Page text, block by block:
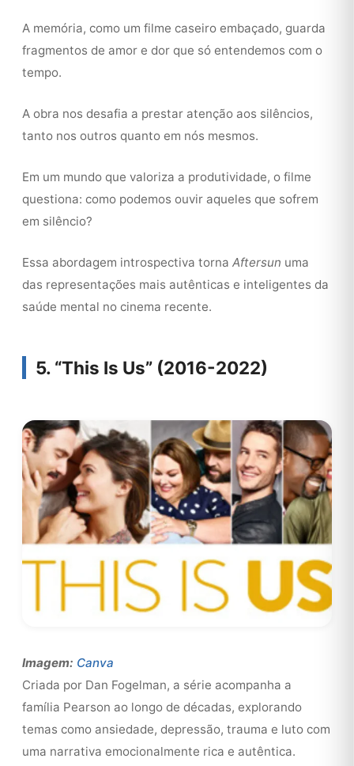
A memória, como um filme caseiro embaçado, guarda
fragmentos de amor e dor que só entendemos com o
tempo.
A obra nos desafia a prestar atenção aos silêncios,
tanto nos outros quanto em nós mesmos.
Em um mundo que valoriza a produtividade, o filme
questiona: como podemos ouvir aqueles que sofrem
em silêncio?
Essa abordagem introspectiva torna Aftersun uma
das representações mais autênticas e inteligentes da
saúde mental no cinema recente.
5. “This Is Us” (2016-2022)
Imagem: Canva
Criada por Dan Fogelman, a série acompanha a
família Pearson ao longo de décadas, explorando
temas como ansiedade, depressão, trauma e luto com
uma narrativa emocionalmente rica e autêntica.